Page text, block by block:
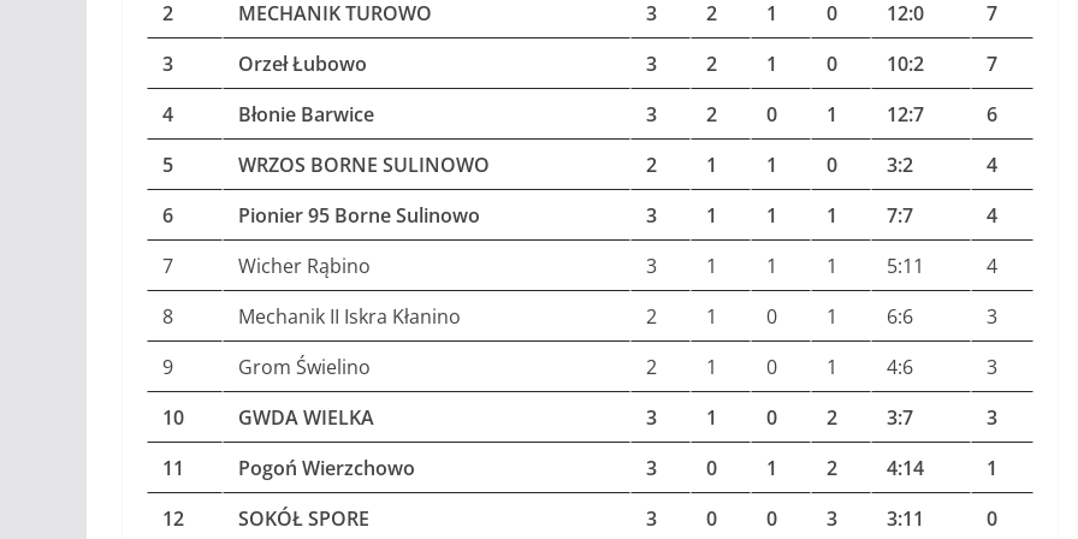
2 MECHANIK TUROWO 3 2 1 0 12:0
7
3
Orzeł Łubowo 3 2 1 0 10:2
7
4
Błonie Barwice 3 2 0 1 12:7
6
5
WRZOS BORNE SULINOWO 2 1 1 0 3:2
4
6
Pionier 95 Borne Sulinowo 3 1 1 1 7:7
4
7
Wicher Rąbino 3 1 1 1 5:11
4
8
Mechanik II Iskra Kłanino 2 1 0 1 6:6
3
9
Grom Świelino 2 1 0 1 4:6
3
10
GWDA WIELKA 3 1 0 2 3:7
3
11
Pogoń Wierzchowo 3 0 1 2 4:14
1
12
SOKÓŁ SPORE 3 0 0 3 3:11 0